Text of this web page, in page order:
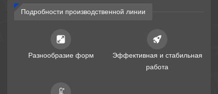
Подробности производственной линии
Разнообразие форм
Эффективная и стабильная
работа